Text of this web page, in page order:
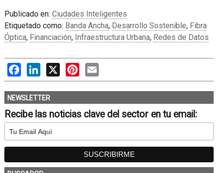
Publicado en: Ciudades Inteligentes
Etiquetado como: Banda Ancha, Desarrollo Sostenible, Fibra
Óptica, Financiación, Infraestructura Urbana, Redes de Datos
FacebookLinkedIn
X PinterestEmail
NEWSLETTER
Recibe las noticias clave del sector en tu email: